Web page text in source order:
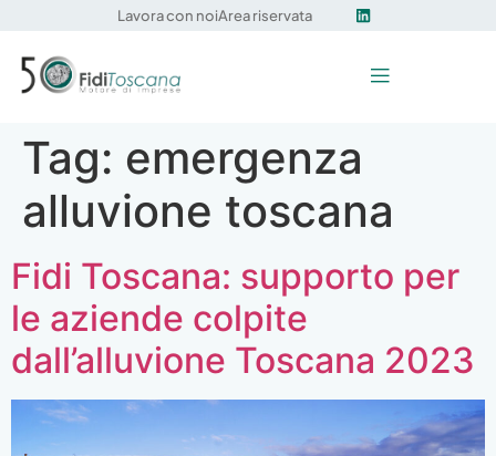
Lavora con noiArea riservata
Tag: emergenza
alluvione toscana
Fidi Toscana: supporto per
le aziende colpite
dall’alluvione Toscana 2023